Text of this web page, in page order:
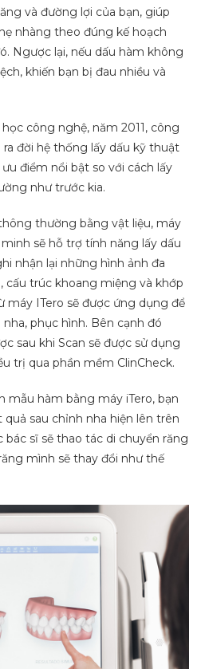
và đường lợi của bạn, giúp
nhàng theo đúng kế hoạch
Ngược lại, nếu dấu hàm không
khiến bạn bị đau nhiều và
công nghệ, năm 2011, công
đời hệ thống lấy dấu kỹ thuật
điểm nổi bật so với cách lấy
như trước kia.
thường bằng vật liệu, máy
sẽ hỗ trợ tính năng lấy dấu
nhận lại những hình ảnh đa
cấu trúc khoang miệng và khớp
máy ITero sẽ được ứng dụng để
phục hình. Bên cạnh đó
sau khi Scan sẽ được sử dụng
trị qua phần mềm ClinCheck.
mẫu hàm bằng máy iTero, bạn
sau chỉnh nha hiện lên trên
bác sĩ sẽ thao tác di chuyển răng
mình sẽ thay đổi như thế